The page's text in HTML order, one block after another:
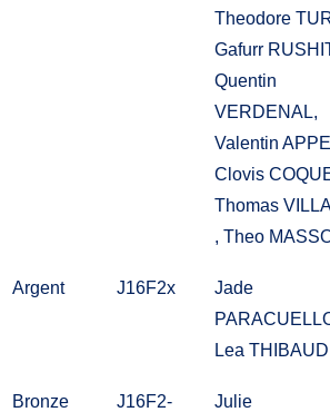
Theodore
Gafurr
Quentin
VERDENAL,
Valentin
Clovis
Thomas
, Theo
Argent J16F2x
Jade
Lea THIBAUD
Bronze J16F2-
Julie